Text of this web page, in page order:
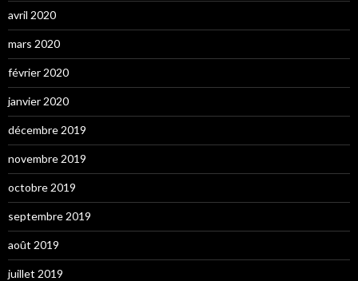
avril 2020
mars 2020
février 2020
janvier 2020
décembre 2019
novembre 2019
octobre 2019
septembre 2019
août 2019
juillet 2019